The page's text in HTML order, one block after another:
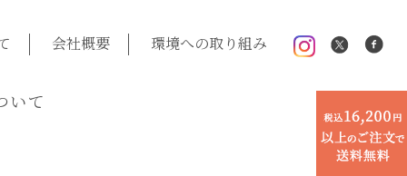
会社概要 環境への取り組み
いて